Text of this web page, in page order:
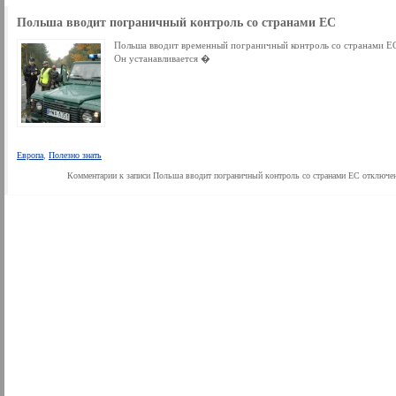
Польша вводит пограничный контроль со странами ЕС
Польша вводит временный пограничный контроль со странами
Он устанавливается �
Европа Полезно знать
Комментарии к записи Польша вводит пограничный контроль со странами ЕС